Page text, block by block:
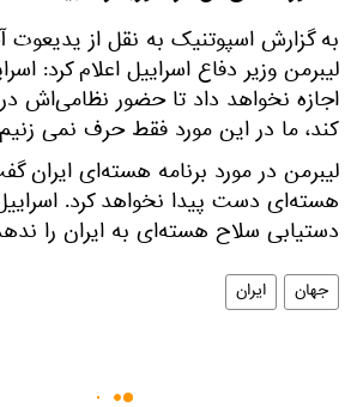
به گزارش اسپوتنیک به نقل از یدیعوت
لیبرمن وزیر دفاع اسراییل اعلام کرد:
اجازه نخواهد داد تا حضور نظامی‌اش
کند، ما در این مورد فقط حرف نمی
لیبرمن در مورد برنامه هسته‌ای ایران
هسته‌ای دست پیدا نخواهد کرد.
دستیابی سلاح هسته‌ای به ایران را
جهان ایران